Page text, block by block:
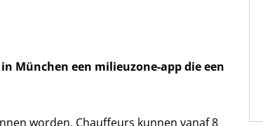
München een milieuzone-app die een
worden. Chauffeurs kunnen vanaf 8